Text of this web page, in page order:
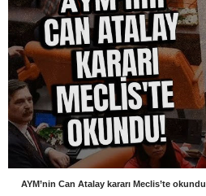
AYM’nin Can Atalay kararı Meclis’te okundu